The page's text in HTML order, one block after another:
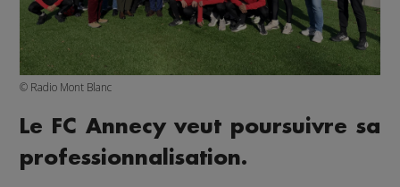
© Radio Mont Blanc
Le FC Annecy veut poursuivre sa
professionnalisation.